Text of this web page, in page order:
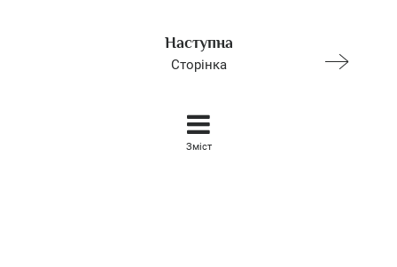
Наступна
Сторінка
Зміст